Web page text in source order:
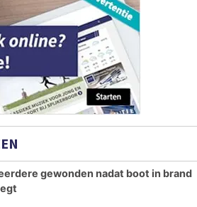
gewonden nadat boot in brand